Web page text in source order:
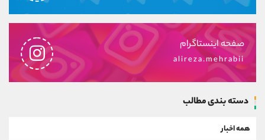
صفحه اینستاگرام
alireza.mehrabii
دسته بندی مطالب
همه اخبار